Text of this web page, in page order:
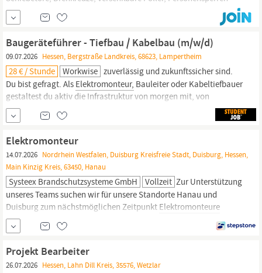
sowie allgemeine Zutrittslösungen - hauptsächlich im
erweiterten Rhein-Main-Gebiet (bis 150km Umkreis). Mit mehr als
45 Jahren Erfahrung sind wir ein sehr erfahrenes und beständiges
Familienunternehmen in 2. Generation mit fast...
Baugeräteführer - Tiefbau / Kabelbau (m/w/d)
09.07.2026 Hessen, Bergstraße Landkreis, 68623, Lampertheim
28 € / Stunde Workwise zuverlässig und zukunftssicher sind.
Du bist gefragt. Als Elektromonteur, Bauleiter oder Kabeltiefbauer
gestaltest du aktiv die Infrastruktur von morgen mit, von
Elektroinstallationen bis zur Wartung komplexer
Verkehrsleitsysteme. Hier findest du die Chance, deine Expertise
Mobilität zu
Elektromonteur
14.07.2026 Nordrhein Westfalen, Duisburg Kreisfreie Stadt, Duisburg, Hessen,
Main Kinzig Kreis, 63450, Hanau
Systeex Brandschutzsysteme GmbH Vollzeit Zur Unterstützung
unseres Teams suchen wir für unsere Standorte Hanau und
Duisburg zum nächstmöglichen Zeitpunkt Elektromonteure
(m/w/d) Die Systeex Brandschutzsysteme GmbH ist ein
mittelständisches Unternehmen mit Hauptsitz in Hanau. Mit der
Brandschutz.
Projekt Bearbeiter
26.07.2026 Hessen, Lahn Dill Kreis, 35576, Wetzlar